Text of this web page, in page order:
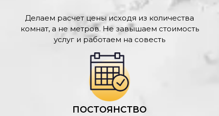
Делаем расчет цены исходя из количества
комнат, а не метров. Не завышаем стоимость
услуг и работаем на совесть
ПОСТОЯНСТВО